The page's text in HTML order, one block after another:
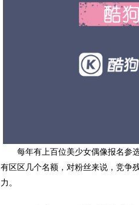
每年有上百位美少女偶像报名参选
有区区几个名额，对粉丝来说，竞争
力。